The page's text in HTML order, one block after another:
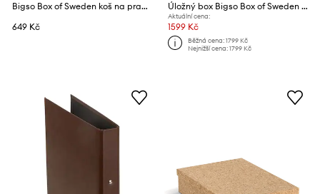
Bigso Box of Sweden koš na praní z textilního materiálu 30 x 30 x 30 cm
649 Kč
Úložný box Bigso Box of Sweden Sverker A3 43,5 x 31 x 8,5 cm
Aktuální cena:
1599 Kč
Běžná cena:1799 Kč
Nejnižší cena:1799 Kč